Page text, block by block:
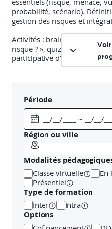
essentiels (risque, menace,
probabilité, scénario).
gestion des risques et
Activités : brainstorming
risque ? », quiz de
participative d’un
DEMI-JOURNEE 2 –
CRITERES DE RISQUE
Analyse du contexte interne
parties intéressées, enjeux
Définition des critères
d’impacts et critères de
d’une matrice de criticité et
de gestion des risques avec
planification.
Activités : étude de cas
de matrice, restitution orale
Période
Région ou ville
Modalités
Classe virtuelle En
Présentiel
Type de formation
Inter Intra
Options